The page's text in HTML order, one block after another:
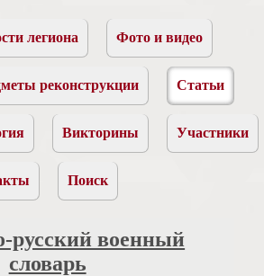
легиона Фото и видео
реконструкции Статьи
Викторины Участники
Поиск
русский военный
словарь